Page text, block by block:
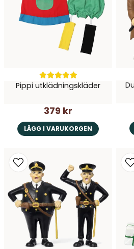
Skicka
Pippi utklädningskläder
379 kr
LÄGG I VARUKORGEN